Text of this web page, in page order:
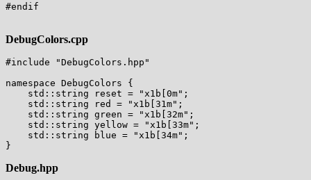
#endif
DebugColors.cpp
#include "DebugColors.hpp"
namespace DebugColors {
    std::string reset = "x1b[0m";
    std::string red = "x1b[31m";
    std::string green = "x1b[32m";
    std::string yellow = "x1b[33m";
    std::string blue = "x1b[34m";
Debug.hpp